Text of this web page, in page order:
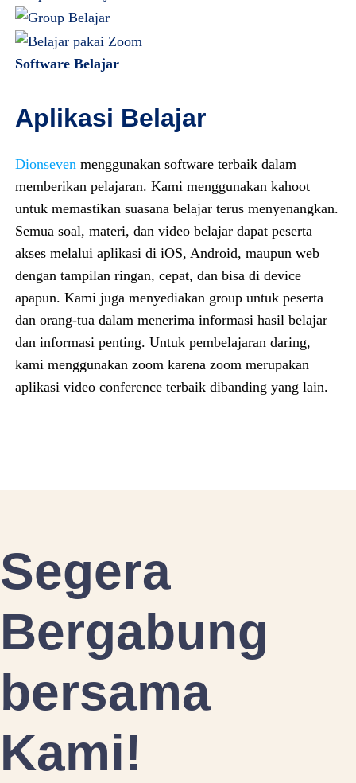
Software Belajar
Aplikasi Belajar
Dionsevenmenggunakan software terbaik dalam
memberikan pelajaran. Kami menggunakan kahoot
untuk memastikan suasana belajar terus menyenangkan.
Semua soal, materi, dan video belajar dapat peserta
akses melalui aplikasi di iOS, Android, maupun web
dengan tampilan ringan, cepat, dan bisa di device
apapun. Kami juga menyediakan group untuk peserta
dan orang-tua dalam menerima informasi hasil belajar
dan informasi penting. Untuk pembelajaran daring,
kami menggunakan zoom karena zoom merupakan
aplikasi video conference terbaik dibanding yang lain.
Segera
Bergabung
bersama
Kami!